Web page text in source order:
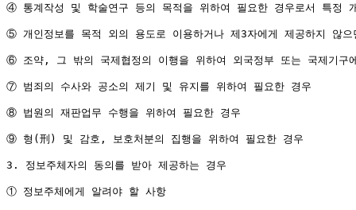
④ 통계작성 및 학술연구 등의 목적을 위하여 필요한 경우로서 특정
⑤ 개인정보를 목적 외의 용도로 이용하거나 제3자에게 제공하지 않
⑥ 조약, 그 밖의 국제협정의 이행을 위하여 외국정부 또는 국제기구
⑦ 범죄의 수사와 공소의 제기 및 유지를 위하여 필요한 경우
⑧ 법원의 재판업무 수행을 위하여 필요한 경우
⑨ 형(刑) 및 감호, 보호처분의 집행을 위하여 필요한 경우
3. 정보주체자의 동의를 받아 제공하는 경우
① 정보주체에게 알려야 할 사항